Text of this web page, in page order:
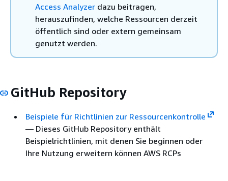
Access Analyzer dazu beitragen,
herauszufinden, welche Ressourcen derzeit
öffentlich sind oder extern gemeinsam
genutzt werden.
GitHub Repository
Beispiele für Richtlinien zur Ressourcenkontrolle
— Dieses GitHub Repository enthält
Beispielrichtlinien, mit denen Sie beginnen oder
Ihre Nutzung erweitern können AWS RCPs